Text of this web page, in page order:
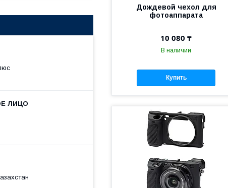
Дождевой чехол для
фотоаппарата
10 080 ₸
В наличии
Купить